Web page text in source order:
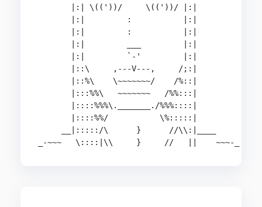
       |:| \(('))/     \(('))/ |:|
       |:|         :           |:|
       |:|         :           |:|
       |:|         ___         |:|
       |:|         `-'         |:|
       |::\     ,---V---,     /;:|
       |::%\    \~~~~~~~/    /%::|
       |:::%%\   ~~~~~~~   /%%:::|
       |::::%%%\._______./%%%::::|
       |::::%%/           \%:::::|
     __|:::::/\      }      //\\:|____
_-~~~   \::::|\\     }     //   ||    ~~~-_